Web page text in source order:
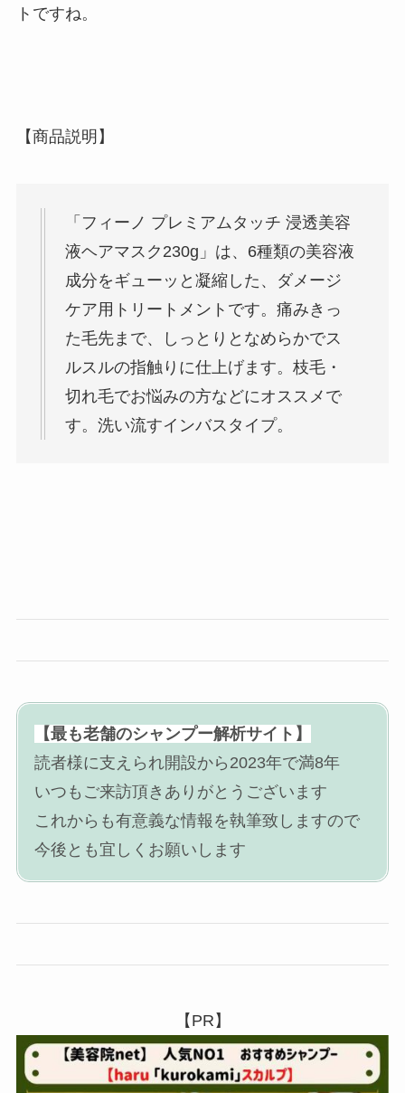
トですね。
【商品説明】
「フィーノ プレミアムタッチ 浸透美容
液ヘアマスク230g」は、6種類の美容液
成分をギューッと凝縮した、ダメージ
ケア用トリートメントです。痛みきっ
た毛先まで、しっとりとなめらかでス
ルスルの指触りに仕上げます。枝毛・
切れ毛でお悩みの方などにオススメで
す。洗い流すインバスタイプ。
【最も老舗のシャンプー解析サイト】
読者様に支えられ開設から2023年で満8年
いつもご来訪頂きありがとうございます
これからも有意義な情報を執筆致しますので
今後とも宜しくお願いします
【PR】